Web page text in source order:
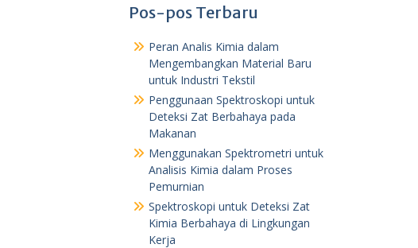
Pos-pos Terbaru
Peran Analis Kimia dalam
Mengembangkan Material Baru
untuk Industri Tekstil
Penggunaan Spektroskopi untuk
Deteksi Zat Berbahaya pada
Makanan
Menggunakan Spektrometri untuk
Analisis Kimia dalam Proses
Pemurnian
Spektroskopi untuk Deteksi Zat
Kimia Berbahaya di Lingkungan
Kerja